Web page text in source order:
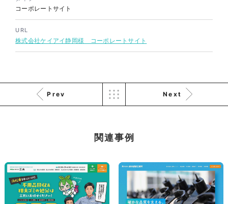
フレット
#イラスト
イラスト・キャラクター
#イラスト
#エコ・環境
#ぬいぐるみ
株式会社三共様 ドリップコー
#イラスト
#エコ・環境
コーポレートサイト
URL
株式会社ケイアイ静岡様 コーポレートサイト
Prev Next
関連事例